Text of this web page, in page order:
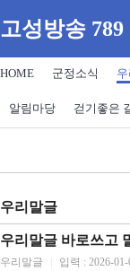
고성방송 789
HOME 군정소식
알림마당 걷기좋은
우리말글
우리말글 바로쓰고
우리말글 입력 : 2026-01-